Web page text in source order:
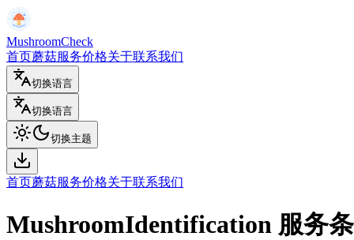
MushroomCheck
首页蘑菇服务价格关于联系我们
切换语言
切换语言
切换主题
首页蘑菇服务价格关于联系我们
MushroomIdentification 服务